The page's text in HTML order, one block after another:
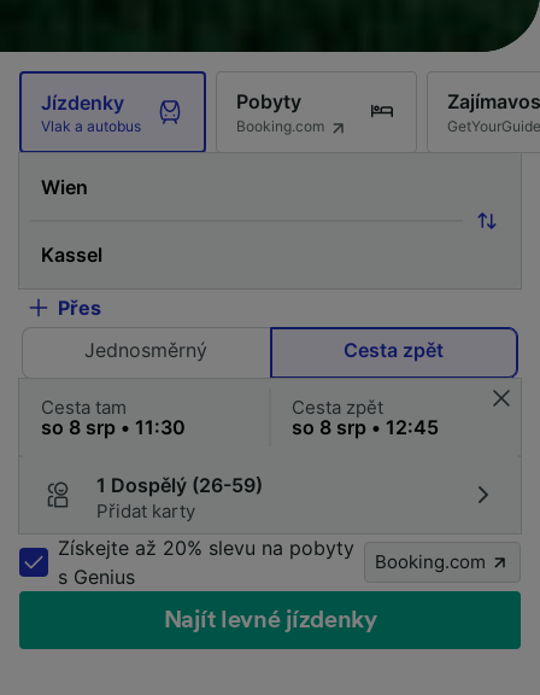
Jízdenky
Vlak a autobus
Pobyty
Booking.com GetYourGuide
Přes
Jednosměrný
Cesta zpět
Cesta tam Cesta zpět
1 Dospělý (26-59)
Přidat karty
Získejte až 20% slevu na pobyty
s Genius
Booking.com
Najít levné jízdenky